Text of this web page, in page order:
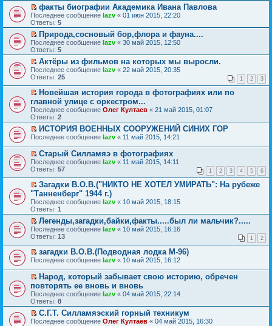
р
в
о
м
у
н
е
п
р
о
ч
и
а
н
н
о
м
у
о
о
б
щ
е
н
и
ю
е
й
т
и
к
п
е
р
в
о
м
у
н
е
п
р
о
ч
и
а
н
н
о
м
у
с
о
о
б
щ
е
н
и
ю
П
е
р
й
т
и
к
п
е
р
в
о
м
у
н
е
п
о
ч
и
т
а
н
н
о
м
у
с
о
о
б
щ
е
и
факты биографии Академика Ивана Павлова
Последнее сообщение lazv « 01 июн 2015, 22:20
Ответы: 5
П
е
р
е
й
т
и
к
п
е
р
в
о
м
н
е
п
р
о
ч
и
т
а
н
н
о
м
у
с
о
б
щ
е
н
и
ю
Природа,сосновый бор,флора и фауна....
Последнее сообщение lazv « 30 май 2015, 12:50
Ответы: 5
П
е
е
й
т
и
к
п
е
р
в
о
м
у
н
е
п
р
о
ч
и
т
а
н
о
м
у
с
о
о
б
щ
е
н
Актёры из фильмов на которых мы выросли.
Последнее сообщение lazv « 22 май 2015, 20:35
Ответы: 25 1 2 3
П
е
р
е
й
т
к
п
е
р
в
о
м
у
н
е
п
р
о
ч
и
т
н
н
о
м
у
с
о
о
Новейшая история города в фотографиях или по
главной улице с оркестром...
Последнее сообщение Олег Култаев « 21 май 2015, 01:07
Ответы: 2
П
р
е
й
т
и
к
п
е
р
в
о
м
у
н
е
п
о
ч
и
т
а
н
н
о
ИСТОРИЯ ВОЕННЫХ СООРУЖЕНИЙ СИНИХ ГОР
Последнее сообщение lazv « 11 май 2015, 14:21
П
е
е
й
т
и
к
п
е
р
в
о
м
у
н
е
п
р
о
ч
и
т
Старый Силламяэ в фотографиях
Последнее сообщение lazv « 11 май 2015, 14:11
Ответы: 57 1 2 3 4 5 6
П
е
р
е
й
т
и
п
е
р
в
о
м
у
н
е
п
р
Загадки В.О.В.("НИКТО НЕ ХОТЕЛ УМИРАТЬ": На рубеже
"Танненберг" 1944 г.)
Последнее сообщение lazv « 10 май 2015, 18:15
Ответы: 1
П
е
е
й
т
и
к
п
е
р
в
о
м
Легенды,загадки,байки,факты.....был ли мальчик?.....
Последнее сообщение lazv « 10 май 2015, 16:16
Ответы: 13 1 2
П
р
е
й
т
и
к
п
е
загадки В.О.В.(Подводная лодка М-96)
Последнее сообщение lazv « 10 май 2015, 16:12
П
е
р
е
й
т
Народ, который забывает свою историю, обречен
повторять ее вновь и вновь
Последнее сообщение lazv « 04 май 2015, 22:14
Ответы: 8
П
С.Г.Т. Силламяэский горный техникум
Последнее сообщение Олег Култаев « 04 май 2015, 16:30